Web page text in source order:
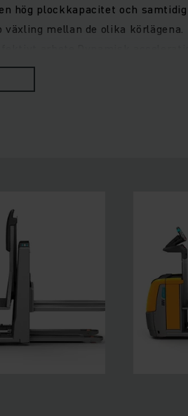
hög plockkapacitet och
mellan de olika
anpassningsbar och ger